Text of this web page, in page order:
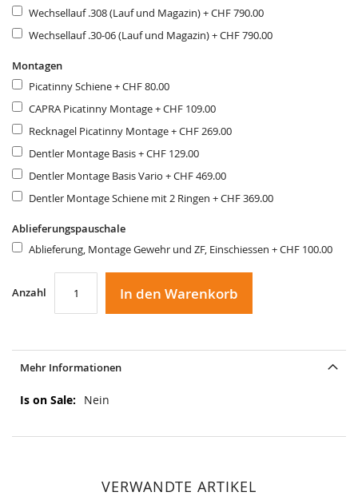
Wechsellauf .308 (Lauf und Magazin)+CHF 790.00
Wechsellauf .30-06 (Lauf und Magazin)+CHF 790.00
Montagen
Picatinny Schiene+CHF 80.00
CAPRA Picatinny Montage+CHF 109.00
Recknagel Picatinny Montage+CHF 269.00
Dentler Montage Basis+CHF 129.00
Dentler Montage Basis Vario +CHF 469.00
Dentler Montage Schiene mit 2 Ringen +CHF 369.00
Ablieferungspauschale
Ablieferung, Montage Gewehr und ZF, Einschiessen +CHF 100.00
Anzahl In den Warenkorb
Mehr Informationen
Mehr
Nein
VERWANDTE ARTIKEL